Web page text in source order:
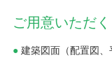
ご用意いただ
● 建築図面（配置図、